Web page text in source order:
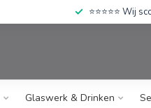
⭐⭐⭐⭐⭐ Wij
Glaswerk & Drinken